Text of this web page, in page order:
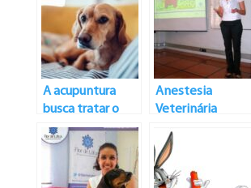
A acupuntura
busca tratar o
paciente como
um todo e não
como um ser
dividido em
Anestesia
Veterinária
Acupuntura